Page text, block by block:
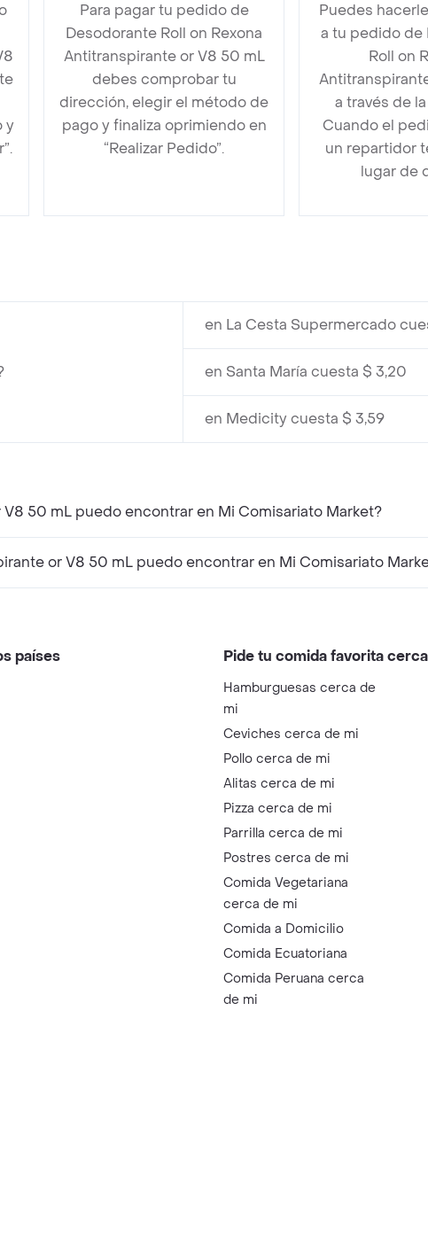
y
Para pagar tu pedido de
Desodorante Roll on Rexona
Antitranspirante or V8 50 mL
debes comprobar tu
dirección, elegir el método de
pago y finaliza oprimiendo en
“Realizar Pedido”.
Puedes
a tu pedido de
Roll on
a través de
Cuando el
un repartidor
lugar de
en La Cesta Supermercado
en Santa María cuesta $ 3,20
en Medicity cuesta $ 3,59
50 mL puedo encontrar en Mi Comisariato Market?
or V8 50 mL puedo encontrar en Mi Comisariato
países Pide tu comida favorita
Hamburguesas cerca de
mi
Ceviches cerca de mi
Pollo cerca de mi
Alitas cerca de mi
Pizza cerca de mi
Parrilla cerca de mi
Postres cerca de mi
Comida Vegetariana
cerca de mi
Comida a Domicilio
Comida Ecuatoriana
Comida Peruana cerca
de mi